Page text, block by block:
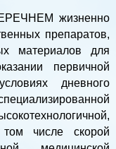
жизненно
препаратов,
материалов для
первичной
дневного
числе скорой